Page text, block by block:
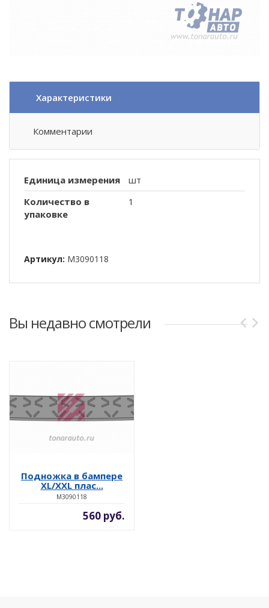
Характеристики
Комментарии
Единица измерения
шт
Количество в
упаковке
1
Артикул: M3090118
Вы недавно смотрели
Подножка в бампере
XL/XXL плас...
M3090118
560 руб.